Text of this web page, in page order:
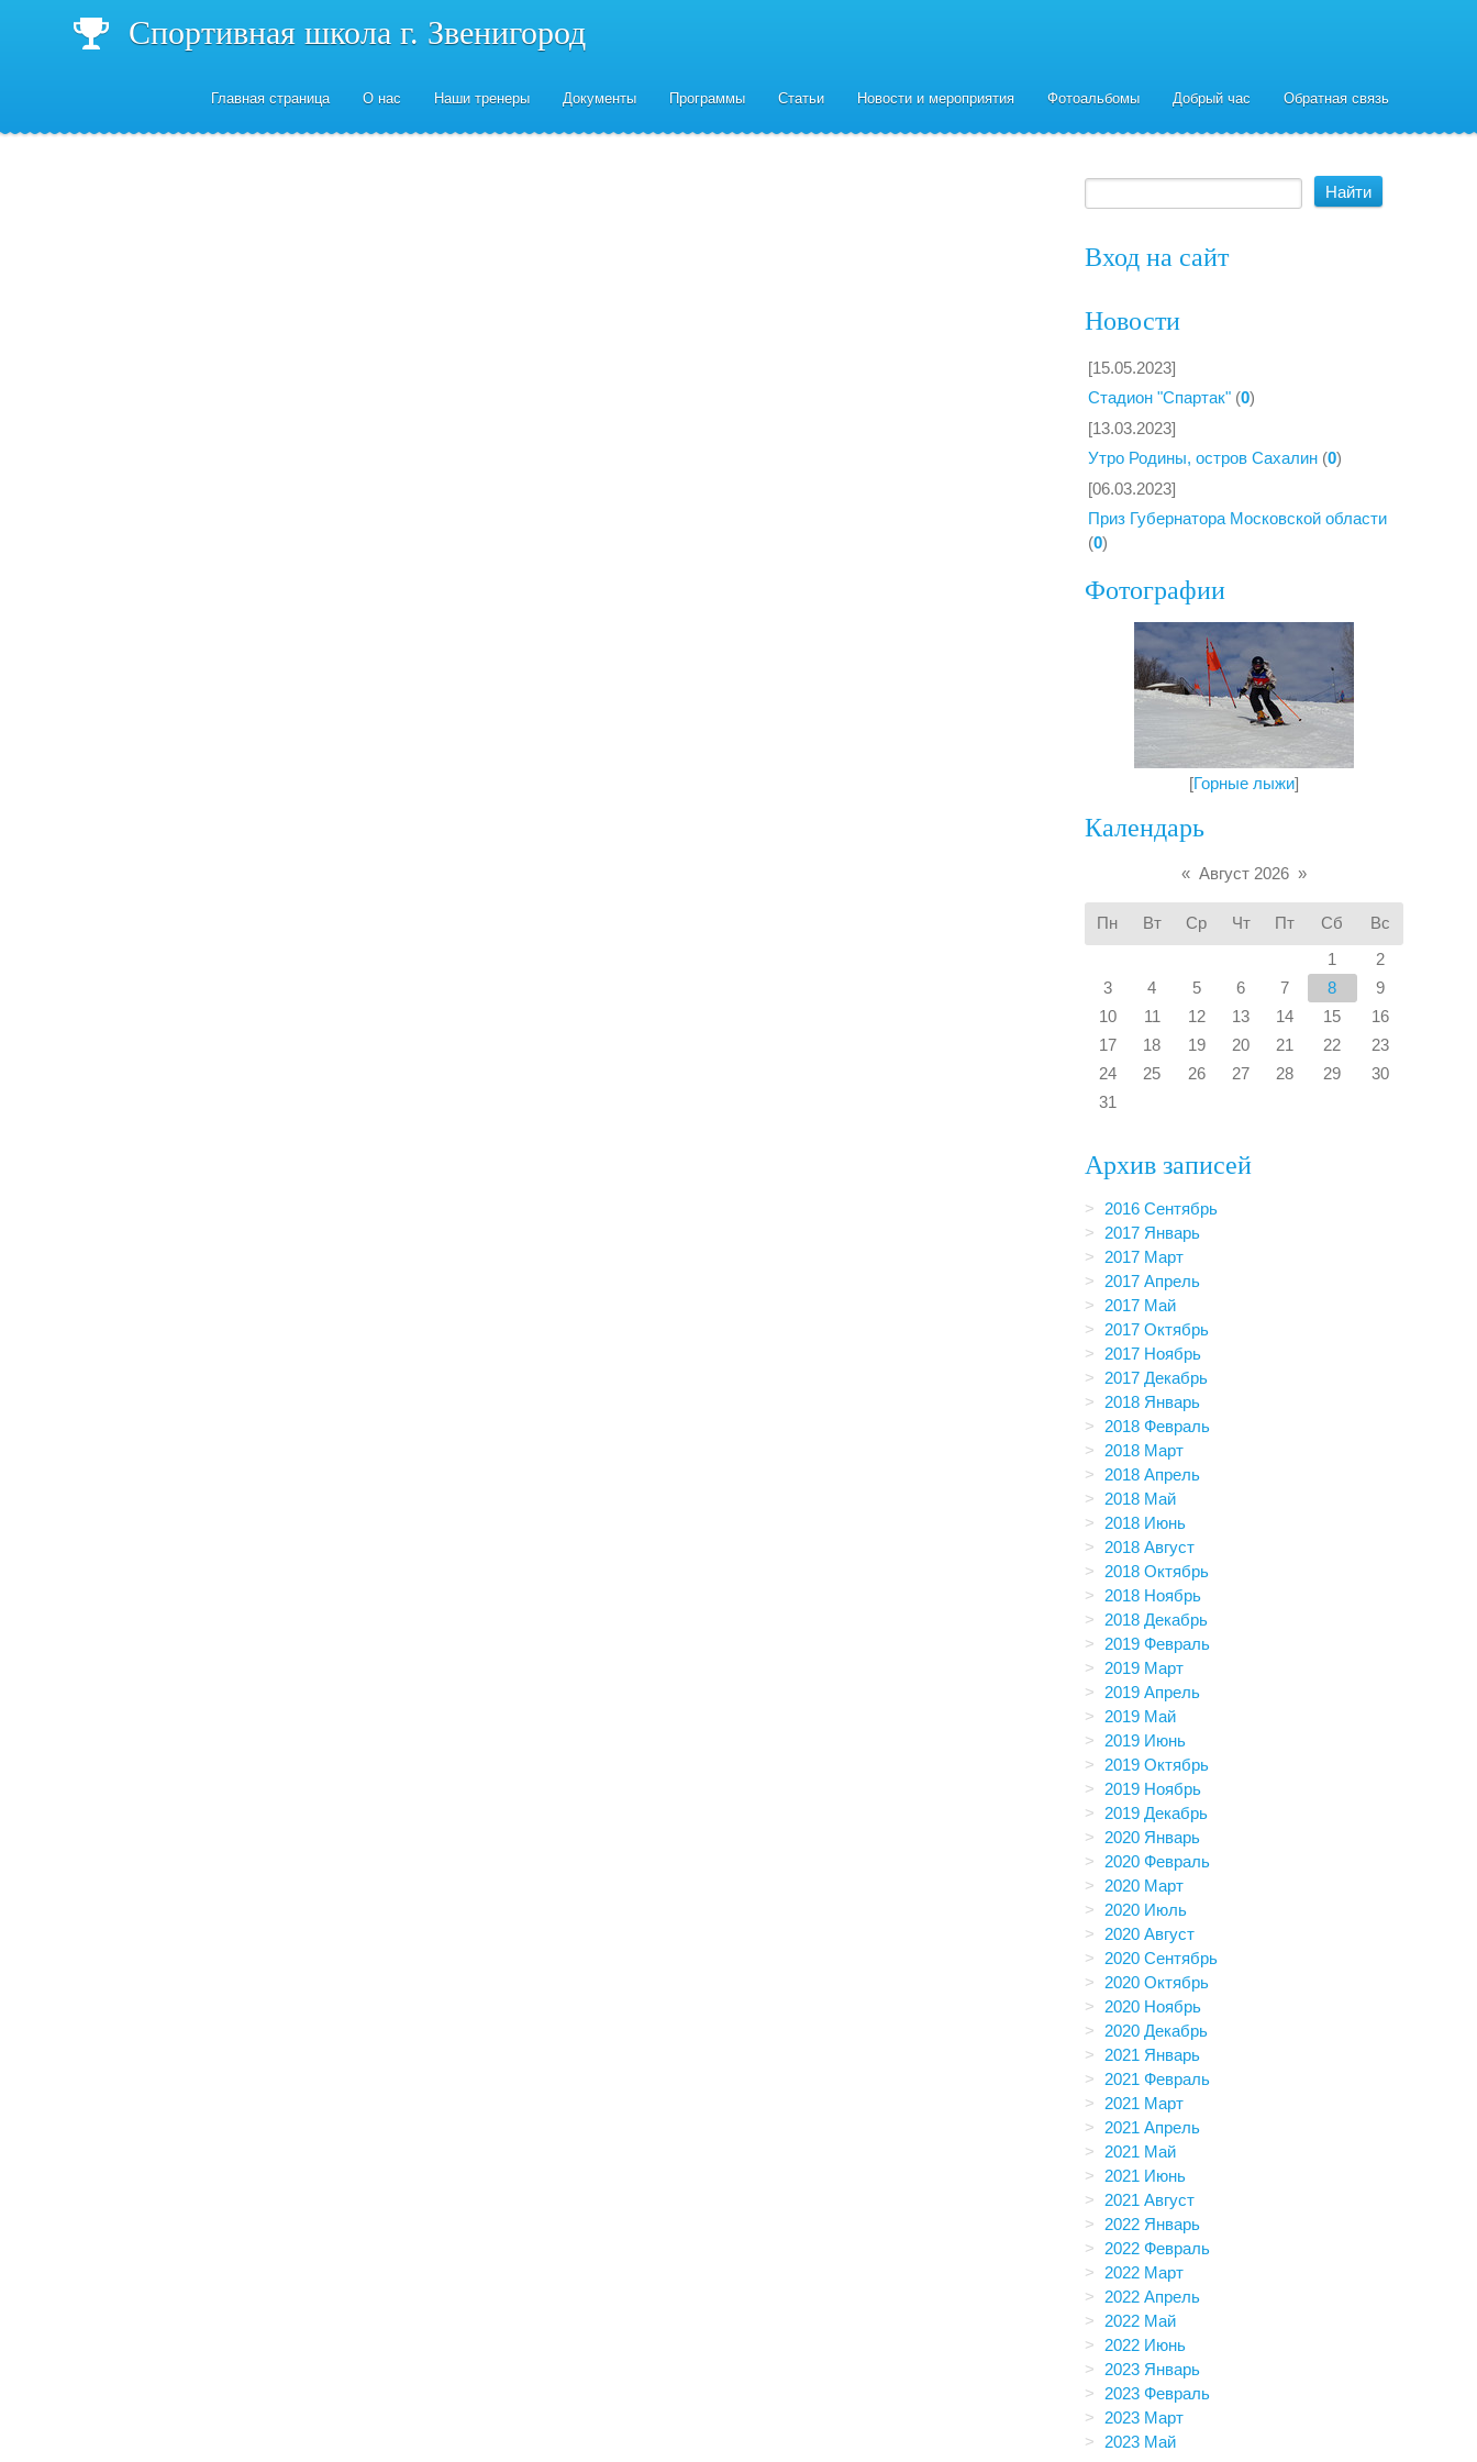
Спортивная школа г. Звенигород
Главная страница О нас Наши тренеры Документы Программы Статьи Новости и мероприятия Фотоальбомы Добрый час Обратная связь
Вход на сайт
Новости
[15.05.2023]
Стадион "Спартак" (0)
[13.03.2023]
Утро Родины, остров Сахалин (0)
[06.03.2023]
Приз Губернатора Московской области
(0)
Фотографии
[Горные лыжи]
Календарь
« Август 2026 »
Пн Вт Ср Чт Пт Сб
Вс
1
2
3
4 5 6 7 8
9
10
11 12 13 14 15
16
17
18 19 20 21 22
23
24
25 26 27 28 29
30
31
Архив записей
2016 Сентябрь
2017 Январь
2017 Март
2017 Апрель
2017 Май
2017 Октябрь
2017 Ноябрь
2017 Декабрь
2018 Январь
2018 Февраль
2018 Март
2018 Апрель
2018 Май
2018 Июнь
2018 Август
2018 Октябрь
2018 Ноябрь
2018 Декабрь
2019 Февраль
2019 Март
2019 Апрель
2019 Май
2019 Июнь
2019 Октябрь
2019 Ноябрь
2019 Декабрь
2020 Январь
2020 Февраль
2020 Март
2020 Июль
2020 Август
2020 Сентябрь
2020 Октябрь
2020 Ноябрь
2020 Декабрь
2021 Январь
2021 Февраль
2021 Март
2021 Апрель
2021 Май
2021 Июнь
2021 Август
2022 Январь
2022 Февраль
2022 Март
2022 Апрель
2022 Май
2022 Июнь
2023 Январь
2023 Февраль
2023 Март
2023 Май